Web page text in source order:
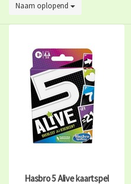
Naam oplopend
Hasbro 5 Alive kaartspel